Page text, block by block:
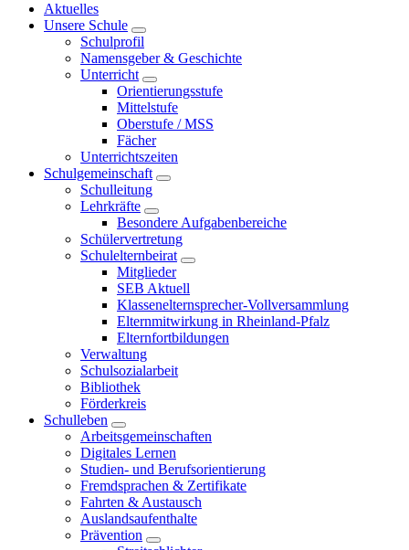
Aktuelles
Unsere Schule
Schulprofil
Namensgeber & Geschichte
Unterricht
Orientierungsstufe
Mittelstufe
Oberstufe / MSS
Fächer
Unterrichtszeiten
Schulgemeinschaft
Schulleitung
Lehrkräfte
Besondere Aufgabenbereiche
Schülervertretung
Schulelternbeirat
Mitglieder
SEB Aktuell
Klassenelternsprecher-Vollversammlung
Elternmitwirkung in Rheinland-Pfalz
Elternfortbildungen
Verwaltung
Schulsozialarbeit
Bibliothek
Förderkreis
Schulleben
Arbeitsgemeinschaften
Digitales Lernen
Studien- und Berufsorientierung
Fremdsprachen & Zertifikate
Fahrten & Austausch
Auslandsaufenthalte
Prävention